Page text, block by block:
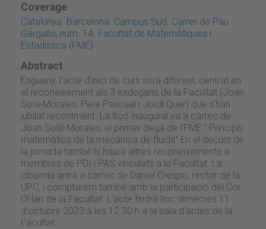
Coverage
Catalunya. Barcelona. Campus Sud. Carrer de Pau
Gargallo, núm. 14. Facultat de Matemàtiques i
Estadística (FME)
Abstract
Enguany, l'acte d'inici de curs serà diferent, centrat en
el reconeixement als 3 exdegans de la Facultat (Joan
Solà-Morales, Pere Pascual i Jordi Quer) que s’han
jubilat recentment. La lliçó inaugural va a càrrec de
Joan Solà-Morales, el primer degà de l’FME:" Principis
matemàtics de la mecànica de fluids" En el decurs de
la jornada també hi haurà altres reconeixements a
membres de PDI i PAS vinculats a la Facultat. La
cloenda anirà a càrrec de Daniel Crespo, rector de la
UPC, i comptarem també amb la participació del Cor
Ol·lari de la Facultat. L'acte tindrà lloc dimecres 11
d'octubre 2023 a les 12.30 h a la sala d’actes de la
Facultat.